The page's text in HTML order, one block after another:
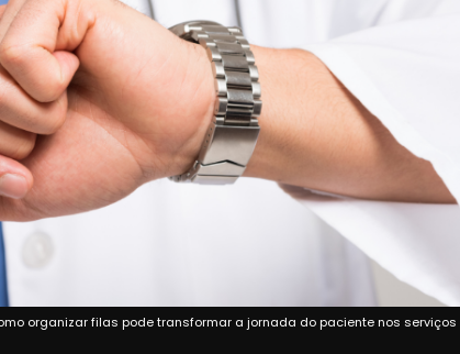
organizar filas pode transformar a jornada do paciente nos serviços